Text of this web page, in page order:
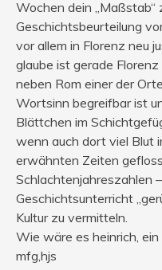
Wochen dein „Maßstab“
Geschichtsbeurteilung
vor allem in Florenz neu
glaube ist gerade
neben Rom einer der
Wortsinn begreifbar ist
Blättchen im
wenn auch dort viel Blut
erwähnten Zeiten
Schlachtenjahreszahlen
Geschichtsunterricht
Kultur zu vermitteln.
Wie wäre es heinrich,
mfg,hjs